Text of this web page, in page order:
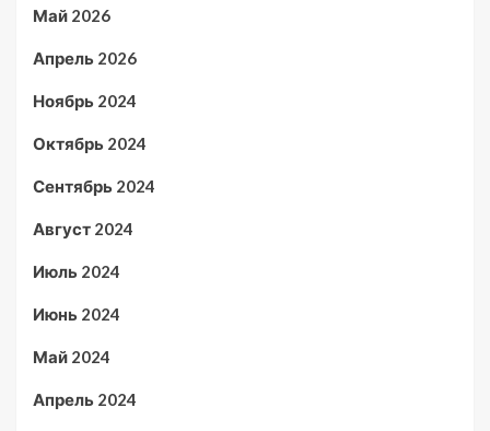
Май 2026
Апрель 2026
Ноябрь 2024
Октябрь 2024
Сентябрь 2024
Август 2024
Июль 2024
Июнь 2024
Май 2024
Апрель 2024